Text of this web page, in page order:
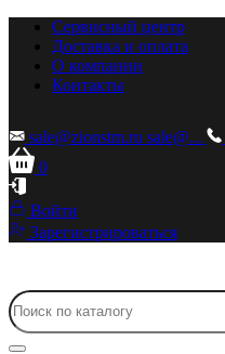
Сервисный центр
Доставка и оплата
О компании
Контакты
sale@zionstm.ru sale@...
0
Войти
Зарегистрироваться